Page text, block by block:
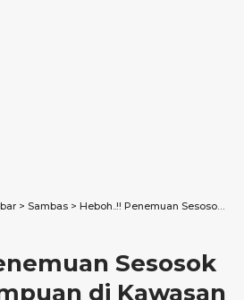
> Sambas > Heboh..!! Penemuan Sesosok Jasad Perempuan di Kawasan Bukit Tempayan Sajingan Besar
Sesosok
di Kawasan